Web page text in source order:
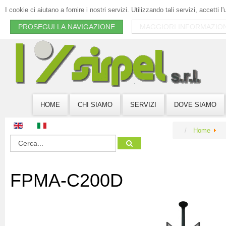
I cookie ci aiutano a fornire i nostri servizi. Utilizzando tali servizi, accetti
PROSEGUI LA NAVIGAZIONE
HOME CHI SIAMO SERVIZI DOVE SIAMO
Home
FPMA-C200D